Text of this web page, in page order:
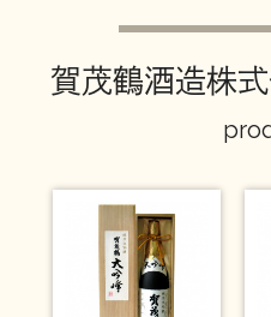
お問い合わせ
賀茂鶴酒造株